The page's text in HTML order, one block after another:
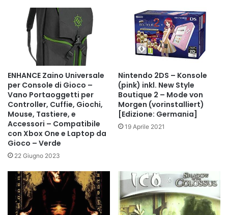
ENHANCE Zaino Universale
per Console di Gioco –
Vano Portaoggetti per
Controller, Cuffie, Giochi,
Mouse, Tastiere, e
Accessori – Compatibile
con Xbox One e Laptop da
Gioco – Verde
22 Giugno 2023
Nintendo 2DS – Konsole
(pink) inkl. New Style
Boutique 2 – Mode von
Morgen (vorinstalliert)
[Edizione: Germania]
19 Aprile 2021